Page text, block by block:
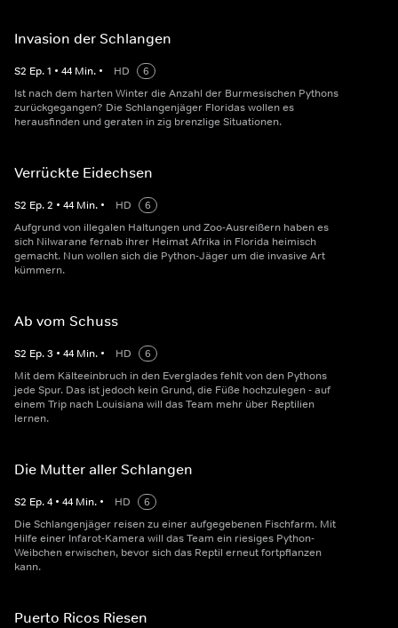
Invasion der Schlangen
S2 Ep.1 • 44 Min. • HD
6
Ist nach dem harten Winter die Anzahl der Burmesischen Pythons
zurückgegangen? Die Schlangenjäger Floridas wollen es
herausfinden und geraten in zig brenzlige Situationen.
Verrückte Eidechsen
S2 Ep.2 • 44 Min. • HD
6
Aufgrund von illegalen Haltungen und Zoo-Ausreißern haben es
sich Nilwarane fernab ihrer Heimat Afrika in Florida heimisch
gemacht. Nun wollen sich die Python-Jäger um die invasive Art
kümmern.
Ab vom Schuss
S2 Ep.3 • 44 Min. • HD
6
Mit dem Kälteeinbruch in den Everglades fehlt von den Pythons
jede Spur. Das ist jedoch kein Grund, die Füße hochzulegen - auf
einem Trip nach Louisiana will das Team mehr über Reptilien
lernen.
Die Mutter aller Schlangen
S2 Ep.4 • 44 Min. • HD
6
Die Schlangenjäger reisen zu einer aufgegebenen Fischfarm. Mit
Hilfe einer Infarot-Kamera will das Team ein riesiges Python-
Weibchen erwischen, bevor sich das Reptil erneut fortpflanzen
kann.
Puerto Ricos Riesen